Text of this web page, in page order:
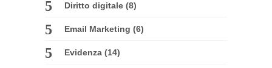
Diritto digitale (8)
Email Marketing (6)
Evidenza (14)